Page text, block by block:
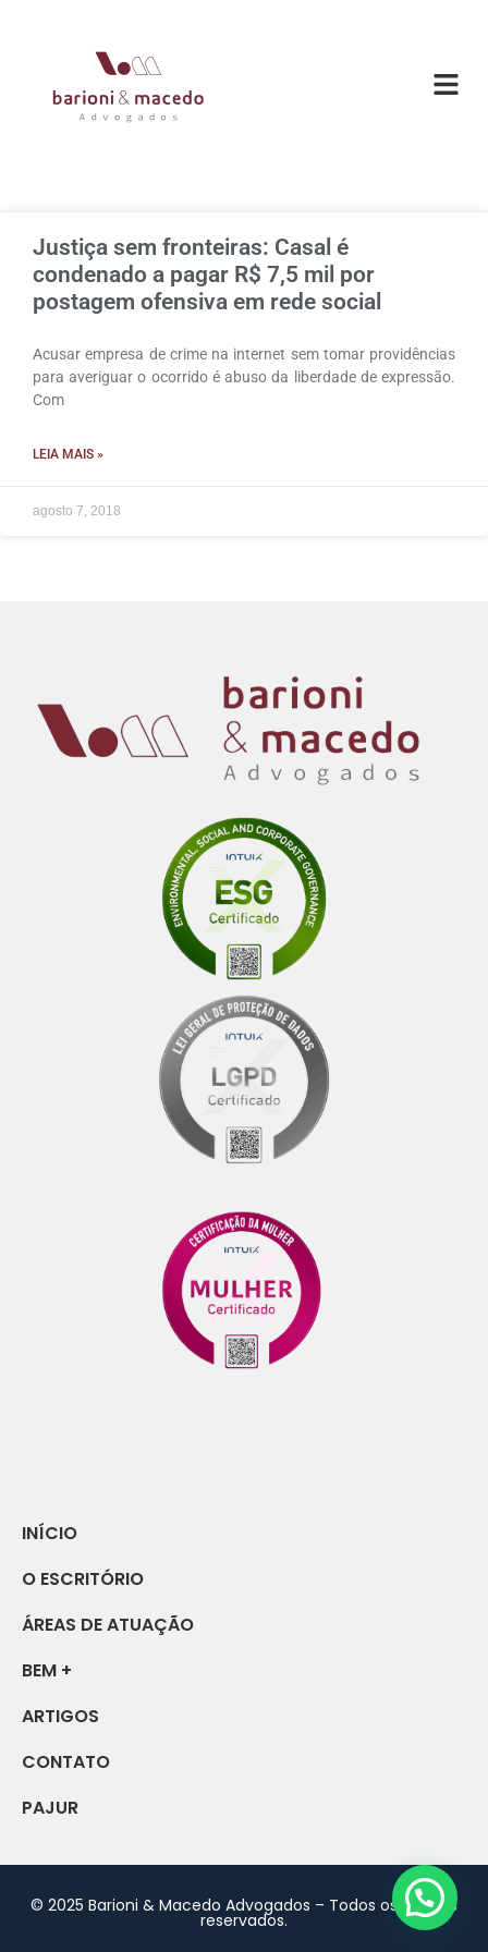
Justiça sem fronteiras: Casal é
condenado a pagar R$ 7,5 mil por
postagem ofensiva em rede social
Acusar empresa de crime na internet sem tomar providências
para averiguar o ocorrido é abuso da liberdade de expressão.
Com
LEIA MAIS »
agosto 7, 2018
INÍCIO
O ESCRITÓRIO
ÁREAS DE ATUAÇÃO
BEM +
ARTIGOS
CONTATO
PAJUR
© 2025 Barioni & Macedo Advogados – Todos os direitos
reservados.